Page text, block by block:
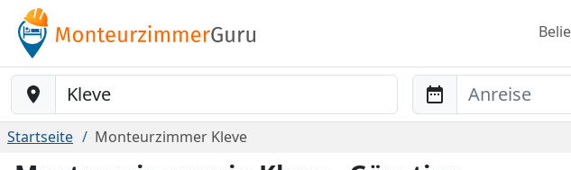
Baustelle-Location Anreise
Startseite Monteurzimmer Kleve